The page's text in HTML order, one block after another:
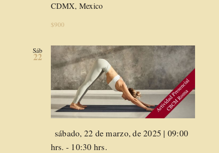
CDMX, Mexico
$900
Sáb
22
Destacado
sábado, 22 de marzo, de 2025 | 09:00
hrs. - 10:30 hrs.